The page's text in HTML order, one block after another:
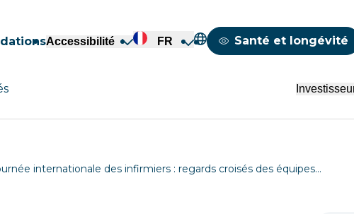
Accessibilité FR Mappemonde
Santé et longévité
internationale des infirmiers : regards croisés des équipes…